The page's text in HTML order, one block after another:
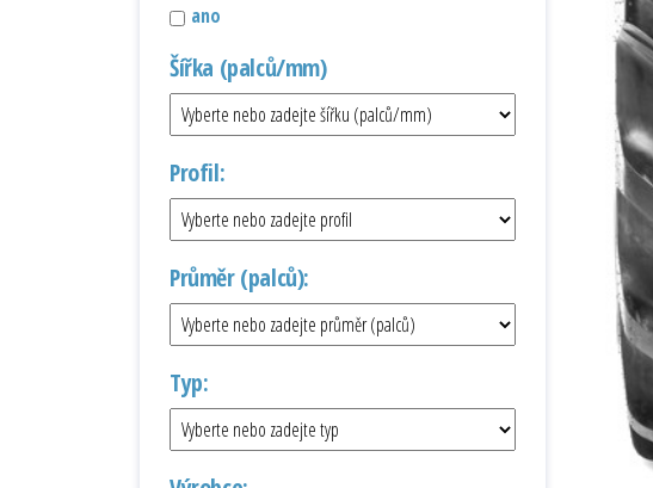
ano
Šířka (palců/mm)
Profil:
Průměr (palců):
Typ: